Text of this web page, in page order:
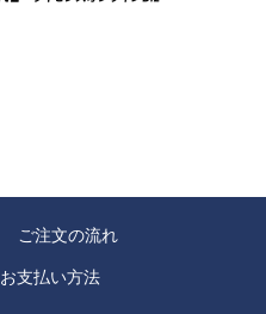
ご注文の流れ
お支払い方法